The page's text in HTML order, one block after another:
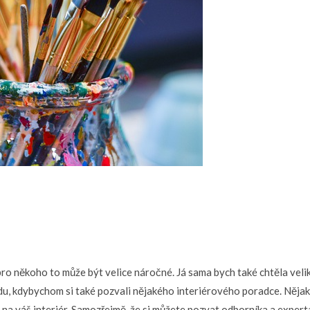
někoho to může být velice náročné. Já sama bych také chtěla
kdybychom si také pozvali nějakého interiérového poradce.